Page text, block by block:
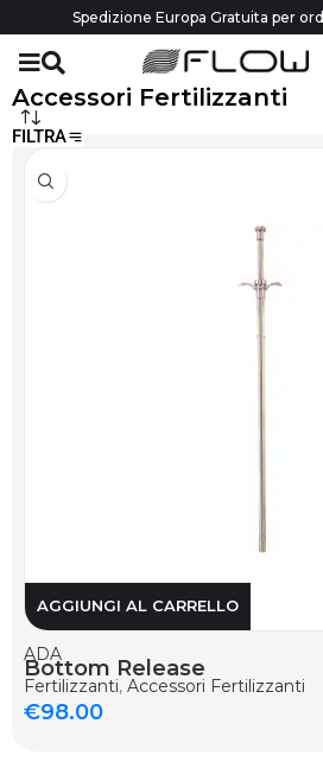
Spedizione Europa Gratuita per
Accessori Fertilizzanti
FILTRA
AGGIUNGI AL CARRELLO
ADA
Bottom Release
Fertilizzanti, Accessori Fertilizzanti
€98.00